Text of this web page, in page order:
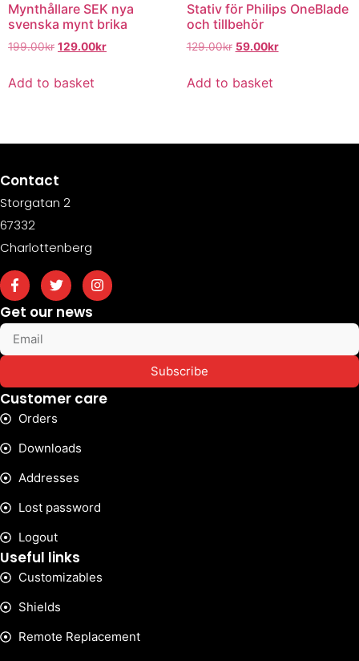
Mynthållare SEK nya
svenska mynt brika
199.00kr 129.00kr
Add to basket
Stativ för Philips OneBlade
och tillbehör
129.00kr 59.00kr
Add to basket
Contact
Storgatan 2
67332
Charlottenberg
Get our news
Subscribe
Customer care
Orders
Downloads
Addresses
Lost password
Logout
Useful links
Customizables
Shields
Remote Replacement